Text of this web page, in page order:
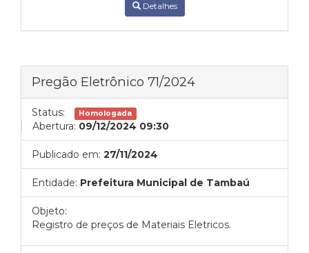
Detalhes
Pregão Eletrônico 71/2024
Status: Homologada
Abertura: 09/12/2024 09:30
Publicado em: 27/11/2024
Entidade: Prefeitura Municipal de Tambaú
Objeto:
Registro de preços de Materiais Eletricos.